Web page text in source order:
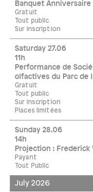
Banquet Anniversaire
Gratuit
Tout public
Sur inscription
Saturday 27.06
11h
Performance de
olfactives du Parc de
Gratuit
Tout public
Sur inscription
Places limitées
Sunday 28.06
14h
Projection : Frederick
Payant
Tout Public
July 2026